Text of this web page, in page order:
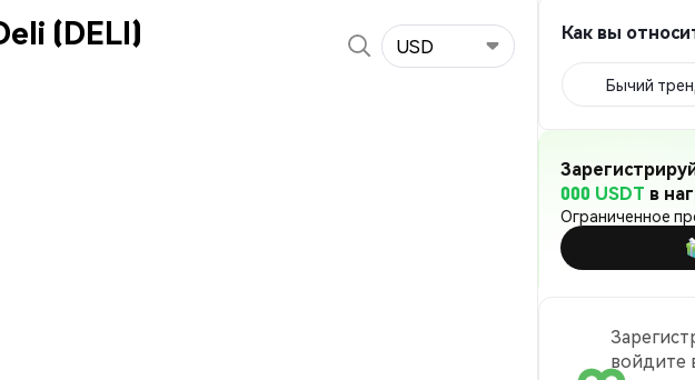
(DELI) USD
Как вы
Бычий
000 USDT в
Ограниченное
войдите